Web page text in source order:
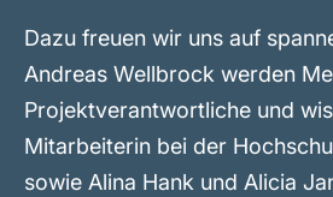
Dazu freuen wir uns auf
Andreas Wellbrock werden
Projektverantwortliche und
Mitarbeiterin bei der
sowie Alina Hank und Alicia